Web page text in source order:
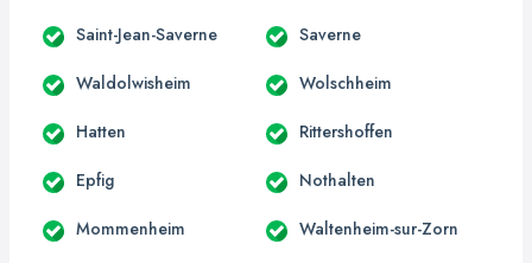
Saint-Jean-Saverne Saverne
Waldolwisheim Wolschheim
Hatten Rittershoffen
Epfig Nothalten
Mommenheim Waltenheim-sur-Zorn